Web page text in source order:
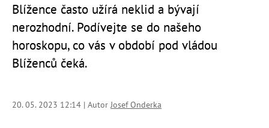
Blížence často užírá neklid a bývají
nerozhodní. Podívejte se do našeho
horoskopu, co vás v období pod vládou
Blíženců čeká.
20. 05. 2023 12:14 | AutorJosef Onderka